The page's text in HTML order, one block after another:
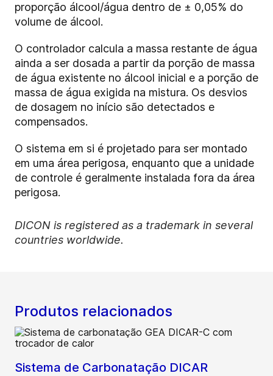
proporção álcool/água dentro de ± 0,05% do
volume de álcool.
O controlador calcula a massa restante de água
ainda a ser dosada a partir da porção de massa
de água existente no álcool inicial e a porção de
massa de água exigida na mistura. Os desvios
de dosagem no início são detectados e
compensados.
O sistema em si é projetado para ser montado
em uma área perigosa, enquanto que a unidade
de controle é geralmente instalada fora da área
perigosa.
DICON is registered as a trademark in several
countries worldwide.
Produtos relacionados
Sistema de Carbonatação DICAR